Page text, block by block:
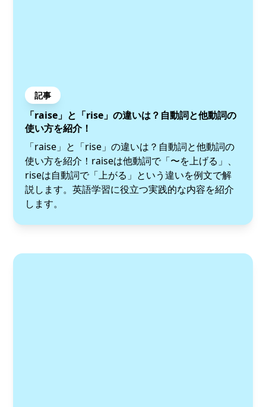
記事
「raise」と「rise」の違いは？自動詞と他動詞の
使い方を紹介！
「raise」と「rise」の違いは？自動詞と他動詞の
使い方を紹介！raiseは他動詞で「〜を上げる」、
riseは自動詞で「上がる」という違いを例文で解
説します。英語学習に役立つ実践的な内容を紹介
します。